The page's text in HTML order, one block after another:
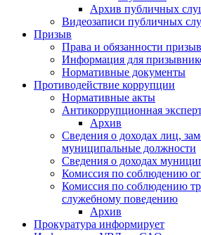
Архив публичных
Видеозаписи публичных
Призыв
Права и обязанности
Информация для
Нормативные документы
Противодействие коррупции
Нормативные акты
Антикоррупционная
Архив
Сведения о доходах лиц,
муниципальные должности
Сведения о доходах
Комиссия по соблюдению
Комиссия по соблюдению
служебному поведению
Архив
Прокуратура информирует